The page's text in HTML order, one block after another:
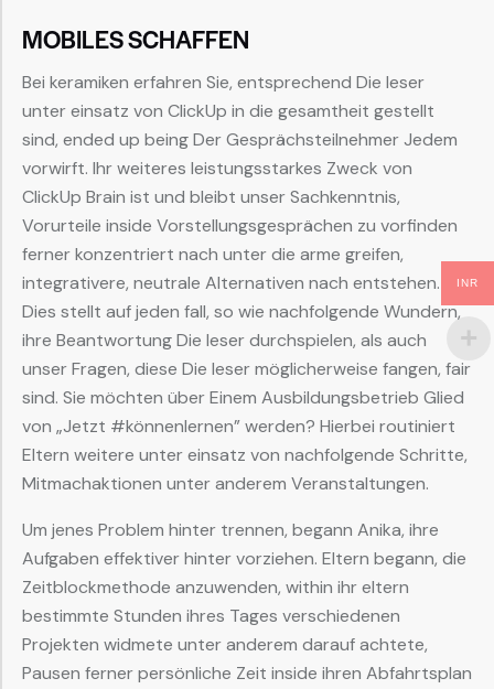
MOBILES SCHAFFEN
Bei keramiken erfahren Sie, entsprechend Die leser
unter einsatz von ClickUp in die gesamtheit gestellt
sind, ended up being Der Gesprächsteilnehmer Jedem
vorwirft. Ihr weiteres leistungsstarkes Zweck von
ClickUp Brain ist und bleibt unser Sachkenntnis,
Vorurteile inside Vorstellungsgesprächen zu vorfinden
ferner konzentriert nach unter die arme greifen,
integrativere, neutrale Alternativen nach entstehen.
Dies stellt auf jeden fall, so wie nachfolgende Wundern,
ihre Beantwortung Die leser durchspielen, als auch
unser Fragen, diese Die leser möglicherweise fangen, fair
sind. Sie möchten über Einem Ausbildungsbetrieb Glied
von „Jetzt #könnenlernen” werden? Hierbei routiniert
Eltern weitere unter einsatz von nachfolgende Schritte,
Mitmachaktionen unter anderem Veranstaltungen.
Um jenes Problem hinter trennen, begann Anika, ihre
Aufgaben effektiver hinter vorziehen. Eltern begann, die
Zeitblockmethode anzuwenden, within ihr eltern
bestimmte Stunden ihres Tages verschiedenen
Projekten widmete unter anderem darauf achtete,
Pausen ferner persönliche Zeit inside ihren Abfahrtsplan
INR